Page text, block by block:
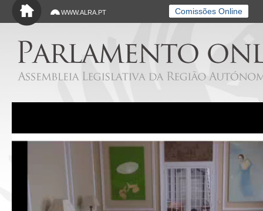
Saltar para o conteúdo principal
WWW.ALRA.PT Comissões Online